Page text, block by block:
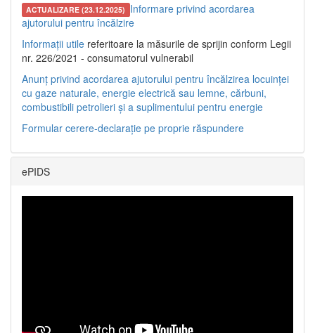
ACTUALIZARE (23.12.2025) Informare privind acordarea
ajutorului pentru încălzire
Informații utile referitoare la măsurile de sprijin conform Legii
nr. 226/2021 - consumatorul vulnerabil
Anunț privind acordarea ajutorului pentru încălzirea locuinței
cu gaze naturale, energie electrică sau lemne, cărbuni,
combustibili petrolieri și a suplimentului pentru energie
Formular cerere-declarație pe proprie răspundere
ePIDS